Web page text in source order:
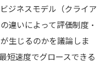
ジネスモデル（クライア
違いによって評価制度・
生じるのかを議論しま
短速度でグロースできる